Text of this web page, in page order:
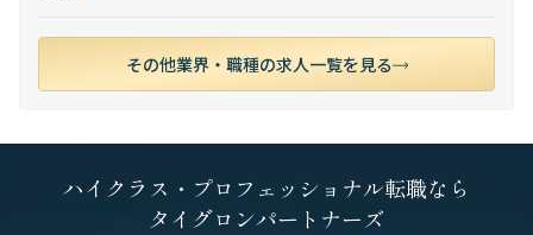
その他業界・職種の求人一覧を見る
ハイクラス・プロフェッショナル転職なら
タイグロンパートナーズ